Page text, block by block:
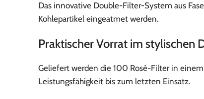
Das innovative Double-Filter-System aus
Kohlepartikel eingeatmet werden.
Praktischer Vorrat im stylischen
Geliefert werden die 100 Rosé-Filter in
Leistungsfähigkeit bis zum letzten Einsatz.